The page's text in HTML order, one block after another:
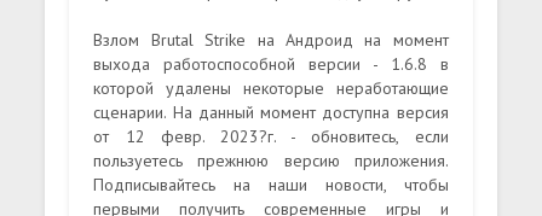
Взлом Brutal Strike на Андроид на момент
выхода работоспособной версии - 1.6.8 в
которой удалены некоторые неработающие
сценарии. На данный момент доступна версия
от 12 февр. 2023?г. - обновитесь, если
пользуетесь прежнюю версию приложения.
Подписывайтесь на наши новости, чтобы
первыми получить современные игры и